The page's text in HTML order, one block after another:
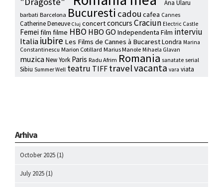
Ana Ularu
barbati Barcelona Bucuresti cadou cafea Cannes
Catherine Deneuve Cluj concertconcurs Craciun Electric Castle
Femei film filme HBO HBO GO Independenta Film interviu
Italiaiubire Les Films de Cannes à BucarestLondra Marina
Constantinescu Marion Cotillard Marius Manole Mihaela Glavan
muzica New York Paris Radu Afrim Romania sanatate serial
Sibiu Summer Well teatru TIFF travelvacanta vara viata
Arhiva
October 2025 (1)
July 2025 (1)